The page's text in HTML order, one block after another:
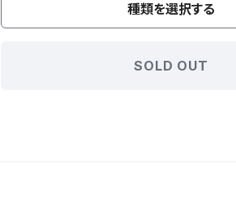
種類を選択する
SOLD OUT